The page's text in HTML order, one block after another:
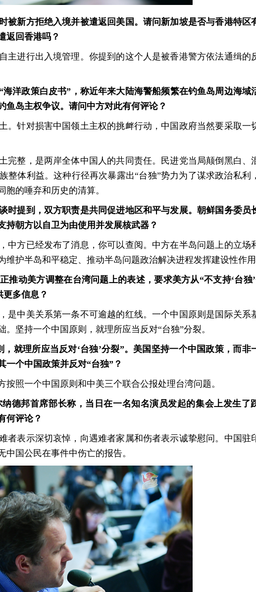
被新方拒绝入境并被遣返回美国。请问新加坡是否与香港特区
返回香港吗？
主进行出入境管理。你提到的这个人是被香港警方依法通缉的
洋政策白皮书”，称近年来大陆海警船频繁在钓鱼岛周边海域
岛主权争议。请问中方对此有何评论？
。针对损害中国领土主权的挑衅行动，中国政府当然要采取一
完整，是两岸全体中国人的共同责任。民进党当局颠倒黑白、
整体利益。这种行径再次暴露出“台独”势力为了谋求政治私利
的唾弃和历史的清算。
时提到，双方职责是共同促进地区和平与发展。朝鲜国务委员
持朝方以自卫为由使用并发展核武器？
中方已经发布了消息，你可以查阅。中方在半岛问题上的立场
护半岛和平稳定、推动半岛问题政治解决进程发挥建设性作用
推动美方调整在台湾问题上的表述，要求美方从“不支持‘台独
更多信息？
是中美关系第一条不可逾越的红线。一个中国原则是国际关系
坚持一个中国原则，就理所应当反对“台独”分裂。
就理所应当反对‘台独’分裂”。美国坚持一个中国政策，而非
一个中国政策并反对“台独”？
照一个中国原则和中美三个联合公报处理台湾问题。
德邦首席部长称，当日在一名知名演员发起的集会上发生了
何评论？
者表示深切哀悼，向遇难者家属和伤者表示诚挚慰问。中国驻
国公民在事件中伤亡的报告。